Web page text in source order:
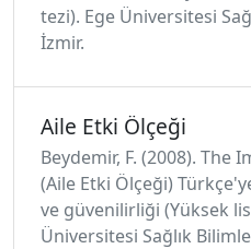
tezi). Ege Üniversitesi
İzmir.
Aile Etki Ölçeği
Beydemir, F. (2008). The
(Aile Etki Ölçeği)
ve güvenilirliği (Yüksek
Üniversitesi Sağlık